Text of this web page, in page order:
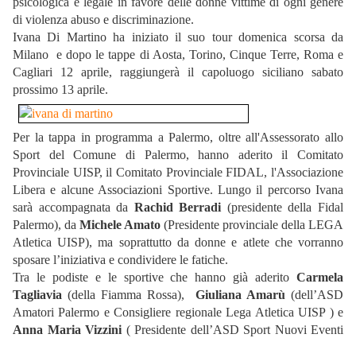
di violenza abuso e discriminazione.
Ivana Di Martino ha iniziato il suo tour domenica scorsa da
Milano e dopo le tappe di Aosta, Torino, Cinque Terre, Roma e
Cagliari 12 aprile, raggiungerà il capoluogo siciliano sabato
prossimo 13 aprile.
Per la tappa in programma a Palermo, oltre all'Assessorato allo
Sport del Comune di Palermo, hanno aderito il Comitato
Provinciale UISP, il Comitato Provinciale FIDAL, l'Associazione
Libera e alcune Associazioni Sportive. Lungo il percorso Ivana
sarà accompagnata da Rachid Berradi (presidente della Fidal
Palermo), da Michele Amato (Presidente provinciale della LEGA
Atletica UISP), ma soprattutto da donne e atlete che vorranno
sposare l’iniziativa e condividere le fatiche.
Tra le podiste e le sportive che hanno già aderito Carmela
Tagliavia (della Fiamma Rossa), Giuliana Amarù (dell’ASD
Amatori Palermo e Consigliere regionale Lega Atletica UISP ) e
Anna Maria Vizzini ( Presidente dell’ASD Sport Nuovi Eventi